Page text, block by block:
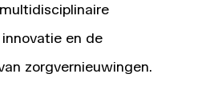
en de
zorgvernieuwingen.